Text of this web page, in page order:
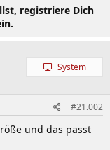
registriere Dich
System
#21.002
und das passt